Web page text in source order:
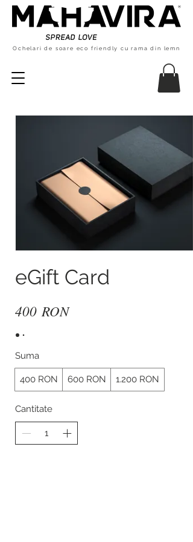
Ochelari de soare eco friendly cu rama din lemn
eGift Card
400 RON
Suma
400 RON 600 RON 1.200 RON
Cantitate